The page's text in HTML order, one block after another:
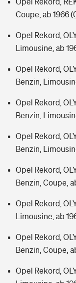
Coupe, ab 1966
Opel Rekord,
Limousine, ab
Opel Rekord,
Benzin,
Opel Rekord,
Benzin,
Opel Rekord,
Benzin,
Opel Rekord,
Benzin, Coupe,
Opel Rekord,
Limousine, ab
Opel Rekord,
Benzin, Coupe,
Opel Rekord,